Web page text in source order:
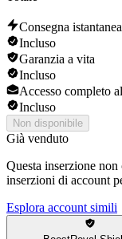
Swain
Caitlyn
Blitzcrank
Malphite
Katarina
Nocturne
Maokai
Renekton
Jarvan IV
Elise
Orianna
Wukong
Brand
Vayne
Rumble
Cassiopeia
Dark Waters Diana
Medieval Twitch
Sentinel Vayne
Final Boss Veigar
Omega Squad Veigar
Cosmic Paladin Sion
Ann-Sivir-sary
Dawnbringer Nidalee
Coven LeBlanc
Panda Teemo
Guardian of the Sands
Battle Academia
Consegna istantanea
Incluso
Garanzia a vita
Incluso
Accesso completo
Incluso
Non disponibile
Già venduto
Questa inserzione
inserzioni di account
Esplora account simili